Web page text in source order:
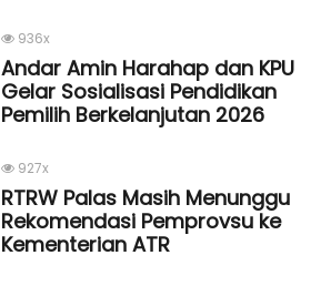
936x
Andar Amin Harahap dan KPU
Gelar Sosialisasi Pendidikan
Pemilih Berkelanjutan 2026
927x
RTRW Palas Masih Menunggu
Rekomendasi Pemprovsu ke
Kementerian ATR